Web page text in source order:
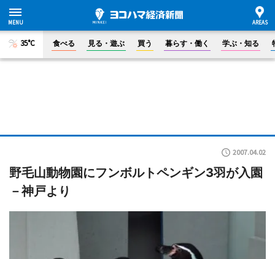
35°C 食べる 見る・遊ぶ 買う 暮らす・働く 学ぶ・知る
2007.04.02
野毛山動物園にフンボルトペンギン3羽が入園
－神戸より